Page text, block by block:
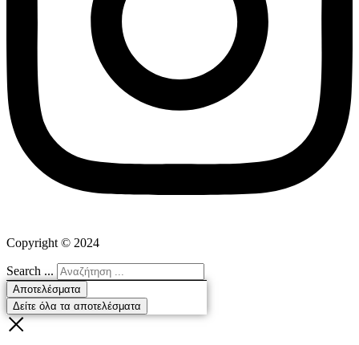
Copyright © 2024
Search ...
Αποτελέσματα
Δείτε όλα τα αποτελέσματα